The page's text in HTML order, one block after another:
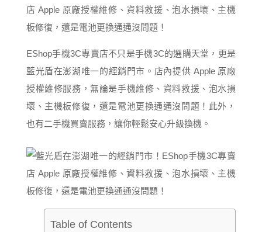
EShop手機3C專賣店不只是手機3C的選購天堂，更是
藍光盾在澎湖唯一的經銷門市。店內提供 Apple 原廠
授權維修服務，無論是手機維修、資料救援、泡水損
壞、主機板修復，還是電池更換通通沒問題！此外，
也有二手機買賣服務，讓你輕鬆安心升級換機。
Table of Contents